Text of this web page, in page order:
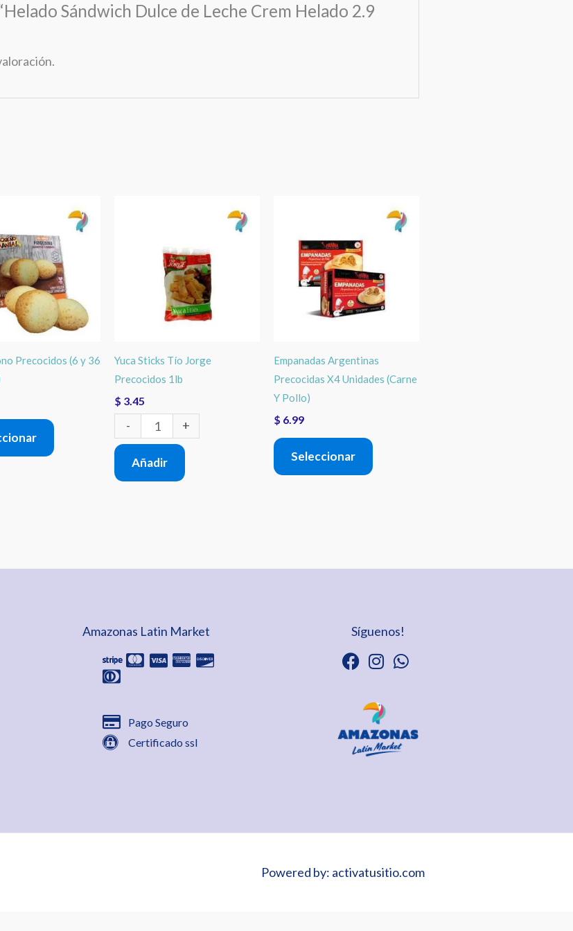
Sándwich Dulce de Leche Crem Helado 2.9
Precocidos (6 y 36
Este
producto
tiene
múltiples
variantes.
Las
se
Yuca Sticks Tío Jorge
Precocidos 1lb
$ 3.45
-
Precocidos
+
Añadir
Empanadas Argentinas
Precocidas X4 Unidades (Carne
Y Pollo)
$ 6.99
Seleccionar
Este
producto
múltiples
variantes.
se
pueden
Amazonas Latin Market
Pago Seguro
Certificado ssl
Síguenos!
Powered by: activatusitio.com